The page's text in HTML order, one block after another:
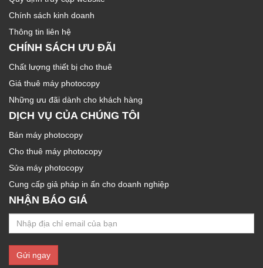
Chính sách kinh doanh
Thông tin liên hệ
CHÍNH SÁCH ƯU ĐÃI
Chất lượng thiết bị cho thuê
Giá thuê máy photocopy
Những ưu đãi dành cho khách hàng
DỊCH VỤ CỦA CHÚNG TÔI
Bán máy photocopy
Cho thuê máy photocopy
Sửa máy photocopy
Cung cấp giả pháp in ấn cho doanh nghiệp
NHẬN BÁO GIÁ